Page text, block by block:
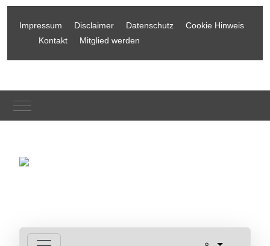
Impressum Disclaimer Datenschutz
Cookie Hinweis
Kontakt
Mitglied werden
Mobile Menu Toggle